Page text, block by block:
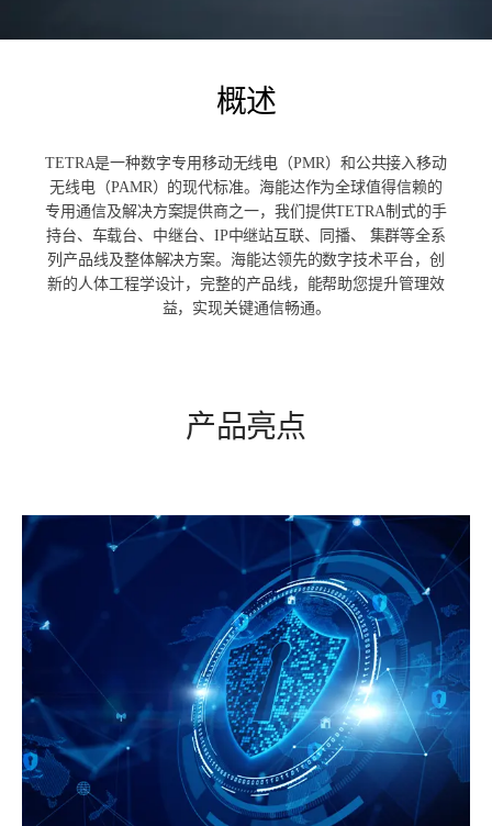
概述
TETRA是一种数字专用移动无线电（PMR）和公共接入移动
无线电（PAMR）的现代标准。海能达作为全球值得信赖的
专用通信及解决方案提供商之一，我们提供TETRA制式的手
持台、车载台、中继台、IP中继站互联、同播、 集群等全系
列产品线及整体解决方案。海能达领先的数字技术平台，创
新的人体工程学设计，完整的产品线，能帮助您提升管理效
益，实现关键通信畅通。
产品亮点